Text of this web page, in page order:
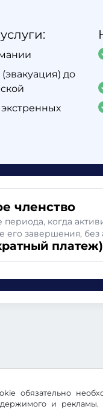
обязательно
и
до
членство
когда
его завершения,
платеж)